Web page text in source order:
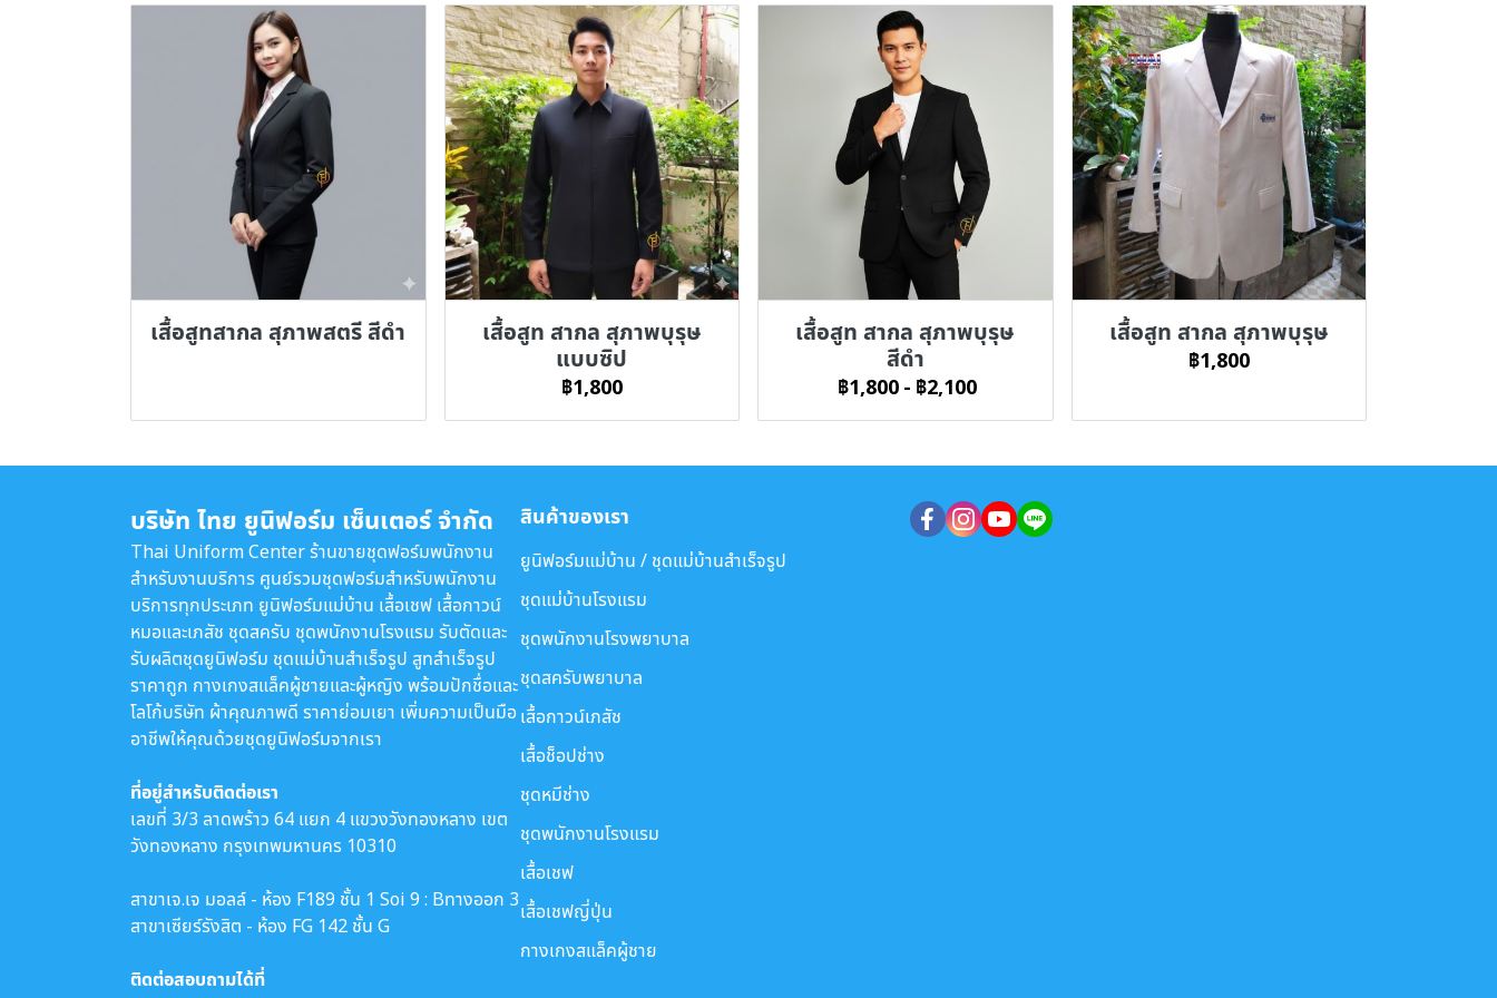
เสื้อสูทสากล สุภาพสตรี สีดำ
เสื้อสูท สากล สุภาพบุรุษ
แบบซิป
฿1,800
เสื้อสูท สากล สุภาพบุรุษ
สีดำ
฿1,800 - ฿2,100
เสื้อสูท สากล สุภาพบุรุษ
฿1,800
บริษัท ไทย ยูนิฟอร์ม เซ็นเตอร์ จำกัด
Thai Uniform Center ร้านขายชุดฟอร์มพนักงาน
สำหรับงานบริการ ศูนย์รวมชุดฟอร์มสำหรับพนักงาน
บริการทุกประเภท ยูนิฟอร์มแม่บ้าน เสื้อเชฟ เสื้อกาวน์
หมอและเภสัช ชุดสครับ ชุดพนักงานโรงแรม รับตัดและ
รับผลิตชุดยูนิฟอร์ม ชุดแม่บ้านสำเร็จรูป สูทสำเร็จรูป
ราคาถูก กางเกงสแล็คผู้ชายและผู้หญิง พร้อมปักชื่อและ
โลโก้บริษัท ผ้าคุณภาพดี ราคาย่อมเยา เพิ่มความเป็นมือ
อาชีพให้คุณด้วยชุดยูนิฟอร์มจากเรา
ที่อยู่สำหรับติดต่อเรา
เลขที่ 3/3 ลาดพร้าว 64 แยก 4 แขวงวังทองหลาง เขต
วังทองหลาง กรุงเทพมหานคร 10310
สาขาเจ.เจ มอลล์ - ห้อง F189 ชั้น 1 Soi 9 : Bทางออก 3
สาขาเซียร์รังสิต - ห้อง FG 142 ชั้น G
ติดต่อสอบถามได้ที่
สินค้าของเรา
ยูนิฟอร์มแม่บ้าน / ชุดแม่บ้านสำเร็จรูป
ชุดแม่บ้านโรงแรม
ชุดพนักงานโรงพยาบาล
ชุดสครับพยาบาล
เสื้อกาวน์เภสัช
เสื้อช็อปช่าง
ชุดหมีช่าง
ชุดพนักงานโรงแรม
เสื้อเชฟ
เสื้อเชฟญี่ปุ่น
กางเกงสแล็คผู้ชาย